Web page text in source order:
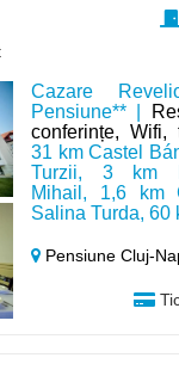
Cazare
Pensiune** |
conferințe, Wifi,
31 km Castel
Turzii, 3 km
Mihail, 1,6 km
Salina Turda, 60
Pensiune Cluj-